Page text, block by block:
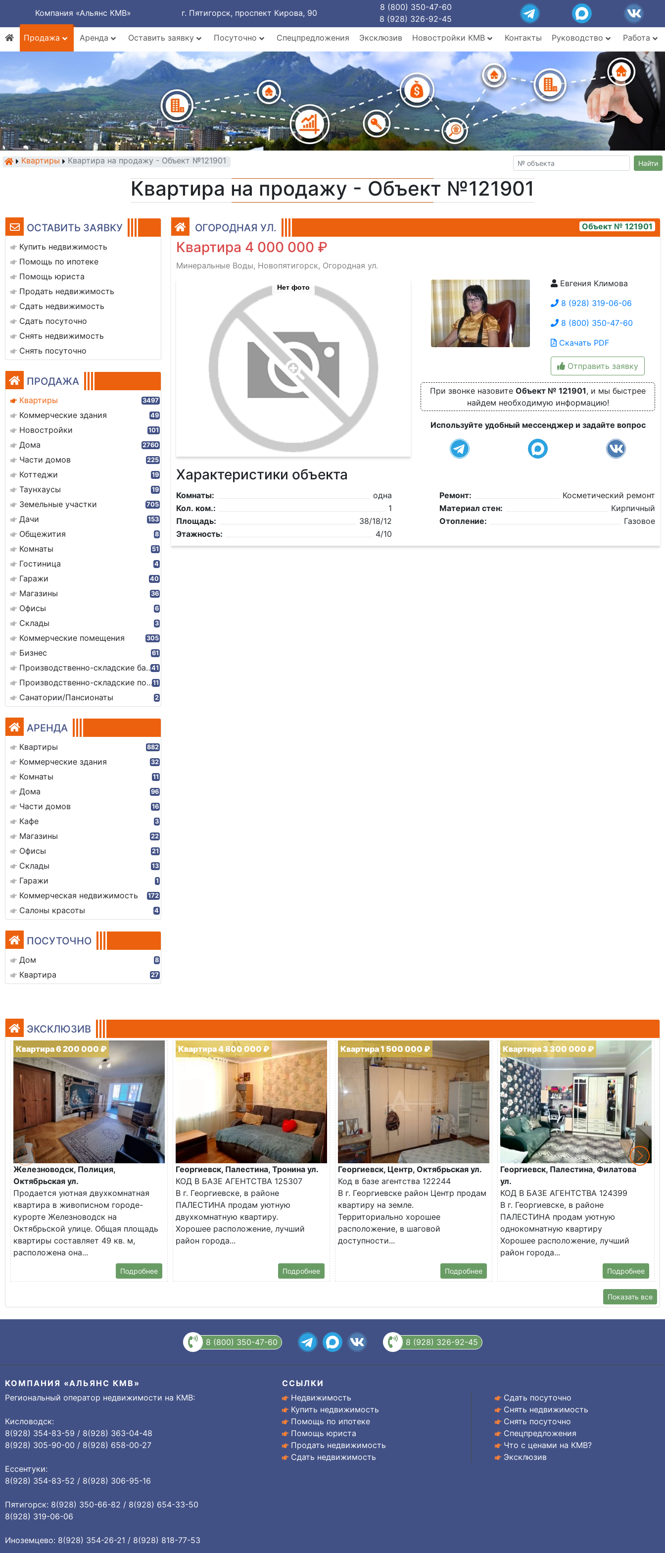
Компания «Альянс КМВ» г. Пятигорск, проспект Кирова, 90
8 (800) 350-47-60
8 (928) 326-92-45
Продажа
Аренда Оставить заявку Посуточно Спецпредложения Эксклюзив Новостройки КМВ Контакты Руководство Работа
Квартиры Квартира на продажу - Объект №121901 Найти
Квартира на продажу - Объект №121901
ОСТАВИТЬ ЗАЯВКУ
Купить недвижимость
Помощь по ипотеке
Помощь юриста
Продать недвижимость
Сдать недвижимость
Сдать посуточно
Снять недвижимость
Снять посуточно
ПРОДАЖА
Квартиры 3497
Коммерческие здания 49
Новостройки 101
Дома 2760
Части домов 225
Коттеджи 19
Таунхаусы 19
Земельные участки 705
Дачи 153
Общежития 8
Комнаты 51
Гостиница 4
Гаражи 40
Магазины 36
Офисы 6
Склады 3
Коммерческие помещения 305
Бизнес 61
Производственно-складские базы41
Производственно-складские помещения11
Санатории/Пансионаты 2
АРЕНДА
Квартиры 882
Коммерческие здания 32
Комнаты 11
Дома 96
Части домов 16
Кафе 3
Магазины 22
Офисы 21
Склады 13
Гаражи 1
Коммерческая недвижимость 172
Салоны красоты 4
ПОСУТОЧНО
Дом 8
Квартира 27
ОГОРОДНАЯ УЛ. Объект № 121901
Квартира 4 000 000 ₽
Минеральные Воды, Новопятигорск, Огородная ул.
Нет фото
Евгения Климова
8 (928) 319-06-06
8 (800) 350-47-60
Скачать PDF
Отправить заявку
При звонке назовите Объект № 121901, и мы быстрее
найдем необходимую информацию!
Используйте удобный мессенджер и задайте вопрос
Характеристики объекта
Комнаты:
одна
Кол. ком.:
1
Площадь:
38/18/12
Этажность:
4/10
Ремонт:
Косметический ремонт
Материал стен:
Кирпичный
Отопление:
Газовое
ЭКСКЛЮЗИВ
Квартира 6 200 000 ₽
Железноводск, Полиция,
Октябрьская ул.
Продается уютная двухкомнатная
квартира в живописном городе-
курорте Железноводск на
Октябрьской улице. Общая площадь
квартиры составляет 49 кв. м,
расположена она...
Подробнее
Квартира 4 800 000 ₽
Георгиевск, Палестина, Тронина ул.
КОД В БАЗЕ АГЕНТСТВА 125307
В г. Георгиевске, в районе
ПАЛЕСТИНА продам уютную
двухкомнатную квартиру.
Хорошее расположение, лучший
район города...
Подробнее
Квартира 1 500 000 ₽
Георгиевск, Центр, Октябрьская ул.
Код в базе агентства 122244
В г. Георгиевске район Центр продам
квартиру на земле.
Территориально хорошее
расположение, в шаговой
доступности...
Подробнее
Квартира 3 300 000 ₽
Георгиевск, Палестина, Филатова
ул.
КОД В БАЗЕ АГЕНТСТВА 124399
В г. Георгиевске, в районе
ПАЛЕСТИНА продам уютную
однокомнатную квартиру
Хорошее расположение, лучший
район города...
Подробнее
Показать все
8 (800) 350-47-60 8 (928) 326-92-45
КОМПАНИЯ «АЛЬЯНС КМВ»
Региональный оператор недвижимости на КМВ:
Кисловодск:
8(928) 354-83-59 / 8(928) 363-04-48
8(928) 305-90-00 / 8(928) 658-00-27
Ессентуки:
8(928) 354-83-52 / 8(928) 306-95-16
Пятигорск: 8(928) 350-66-82 / 8(928) 654-33-50
8(928) 319-06-06
Иноземцево: 8(928) 354-26-21 / 8(928) 818-77-53
ССЫЛКИ
Недвижимость
Купить недвижимость
Помощь по ипотеке
Помощь юриста
Продать недвижимость
Сдать недвижимость
Сдать посуточно
Снять недвижимость
Снять посуточно
Спецпредложения
Что с ценами на КМВ?
Эксклюзив